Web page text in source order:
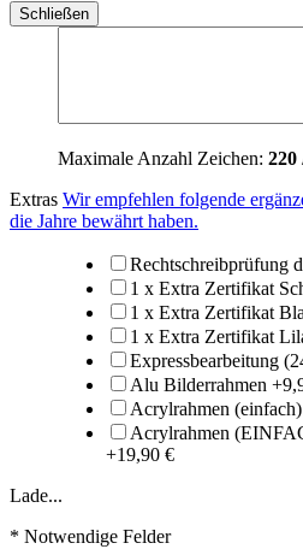
Schließen
Maximale Anzahl Zeichen: 220
Extras Wir empfehlen folgende
die Jahre bewährt haben.
Rechtschreibprüfung
1 x Extra Zertifikat
1 x Extra Zertifikat
1 x Extra Zertifikat
Expressbearbeitung
Alu Bilderrahmen +
Acrylrahmen (einfach)
Acrylrahmen
+19,90 €
Lade...
* Notwendige Felder